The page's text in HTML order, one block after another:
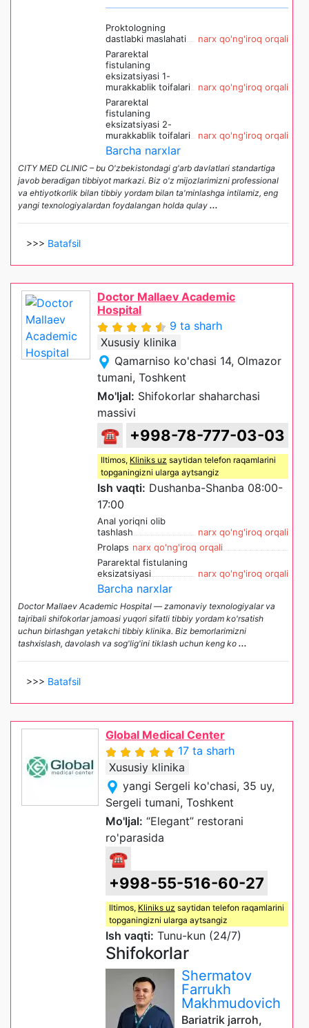
Proktologning
dastlabki maslahati
narx qo'ng'iroq orqali
Pararektal
fistulaning
eksizatsiyasi 1-
murakkablik toifalari
narx qo'ng'iroq orqali
Pararektal
fistulaning
eksizatsiyasi 2-
murakkablik toifalari
narx qo'ng'iroq orqali
Barcha narxlar
CITY MED CLINIC – bu O'zbekistondagi g'arb davlatlari standartiga
javob beradigan tibbiyot markazi. Biz o'z mijozlarimizni professional
va ehtiyotkorlik bilan tibbiy yordam bilan ta'minlashga intilamiz, eng
yangi texnologiyalardan foydalangan holda qulay ...
>>> Batafsil
Doctor Mallaev Academic
Hospital
9 ta sharh
Xususiy klinika
Qamarniso ko'chasi 14, Olmazor
tumani, Toshkent
Mo'ljal: Shifokorlar shaharchasi
massivi
☎ +998-78-777-03-03
Iltimos, Kliniks uz saytidan telefon raqamlarini
topganingizni ularga aytsangiz
Ish vaqti: Dushanba-Shanba 08:00-
17:00
Anal yoriqni olib
tashlash
narx qo'ng'iroq orqali
Prolaps narx qo'ng'iroq orqali
Pararektal fistulaning
eksizatsiyasi
narx qo'ng'iroq orqali
Barcha narxlar
Doctor Mallaev Academic Hospital — zamonaviy texnologiyalar va
tajribali shifokorlar jamoasi yuqori sifatli tibbiy yordam ko'rsatish
uchun birlashgan yetakchi tibbiy klinika. Biz bemorlarimizni
tashxislash, davolash va sog'lig'ini tiklash uchun keng ko ...
>>> Batafsil
Global Medical Center
17 ta sharh
Xususiy klinika
yangi Sergeli ko'chasi, 35 uy,
Sergeli tumani, Toshkent
Mo'ljal: “Elegant” restorani
ro'parasida
☎
+998-55-516-60-27
Iltimos, Kliniks uz saytidan telefon raqamlarini
topganingizni ularga aytsangiz
Ish vaqti: Tunu-kun (24/7)
Shifokorlar
Shermatov
Farrukh
Makhmudovich
Bariatrik jarroh,